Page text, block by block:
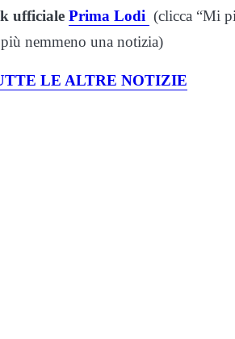
ufficiale Prima Lodi (clicca “Mi
nemmeno una notizia)
LE ALTRE NOTIZIE